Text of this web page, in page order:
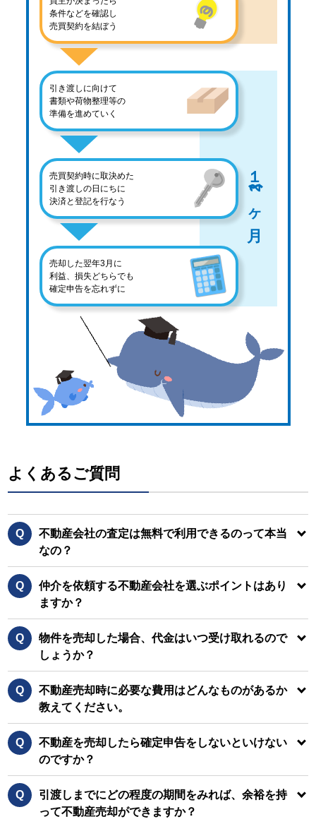
条件などを確認し
売買契約を結ぼう
１
2
ヶ月
引き渡しに向けて
書類や荷物整理等の
準備を進めていく
売買契約時に取決めた
引き渡しの日にちに
決済と登記を行なう
売却した翌年3月に
利益、損失どちらでも
確定申告を忘れずに
よくあるご質問
Q
不動産会社の査定は無料で利用できるのって本当
なの？
Q
仲介を依頼する不動産会社を選ぶポイントはあり
ますか？
Q
物件を売却した場合、代金はいつ受け取れるので
しょうか？
Q
不動産売却時に必要な費用はどんなものがあるか
教えてください。
Q
不動産を売却したら確定申告をしないといけない
のですか？
Q
引渡しまでにどの程度の期間をみれば、余裕を持
って不動産売却ができますか？